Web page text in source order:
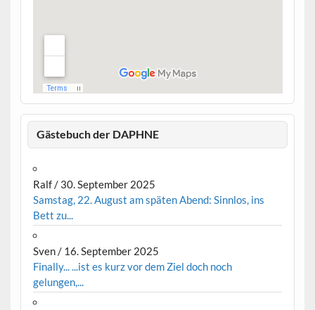
Gästebuch der DAPHNE
Ralf/ 30. September 2025
Samstag, 22. August am späten Abend: Sinnlos, ins
Bett zu...
Sven/ 16. September 2025
Finally... ...ist es kurz vor dem Ziel doch noch
gelungen,...